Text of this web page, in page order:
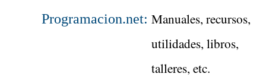
Programacion.net: Manuales, recursos,
utilidades, libros,
talleres, etc.